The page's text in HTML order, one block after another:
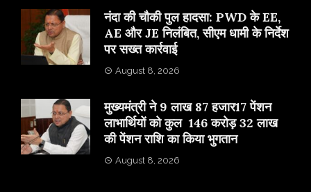
नंदा की चौकी पुल हादसा: PWD के EE,
AE और JE निलंबित, सीएम धामी के निर्देश
पर सख्त कार्रवाई
August 8, 2026
मुख्यमंत्री ने 9 लाख 87 हजार17 पेंशन
लाभार्थियों को कुल 146 करोड़ 32 लाख
की पेंशन राशि का किया भुगतान
August 8, 2026